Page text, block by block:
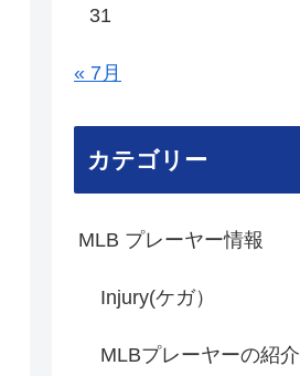
31
« 7月
カテゴリー
MLB プレーヤー情報
Injury(ケガ）
MLBプレーヤーの紹介